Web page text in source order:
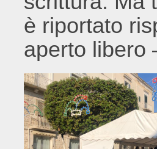
è riportato
aperto libero